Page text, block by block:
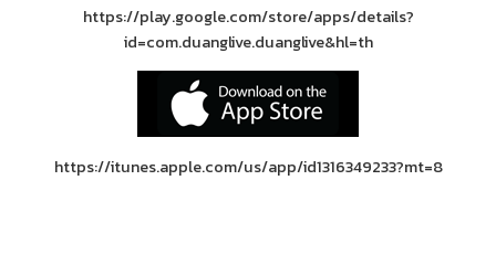
https://play.google.com/store/apps/details?
id=com.duanglive.duanglive&hl=th
https://itunes.apple.com/us/app/id1316349233?mt=8